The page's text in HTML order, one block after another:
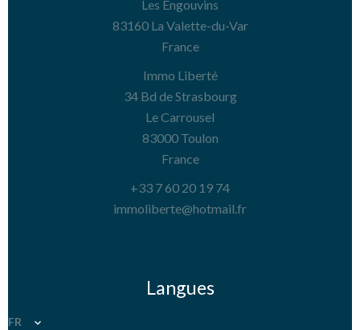
Les Engouvins
83160La Valette-du-Var
France
Immo Liberté
34 Bd de Strasbourg
Le Carrousel
83000Toulon
France
+33 7 60 20 19 74
immoliberte@hotmail.fr
Langues
FR